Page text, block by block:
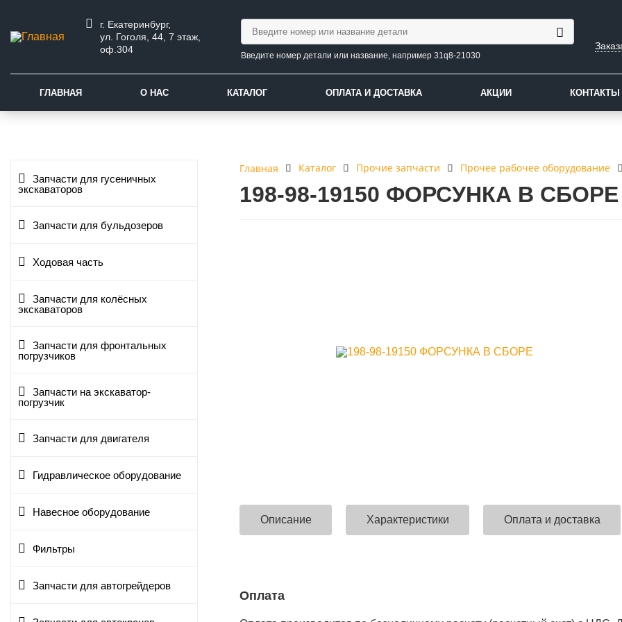
г. Екатеринбург,
ул. Гоголя, 44, 7 этаж,
оф.304
Введите номер детали или название, например 31q8-21030
ГЛАВНАЯ О НАС КАТАЛОГ ОПЛАТА И ДОСТАВКА АКЦИИ КОНТАКТЫ
Запчасти для гусеничных
экскаваторов
Запчасти для бульдозеров
Ходовая часть
Запчасти для колёсных
экскаваторов
Запчасти для фронтальных
погрузчиков
Запчасти на экскаватор-
погрузчик
Запчасти для двигателя
Гидравлическое оборудование
Навесное оборудование
Фильтры
Запчасти для автогрейдеров
Главная Каталог Прочие запчасти Прочее рабочее оборудование
198-98-19150 ФОРСУНКА В СБОРЕ
Описание Характеристики Оплата и доставка
Оплата